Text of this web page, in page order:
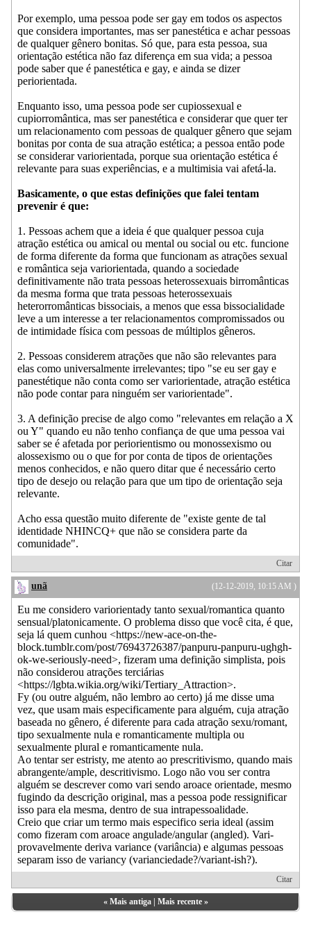
Por exemplo, uma pessoa pode ser gay em todos os aspectos
que considera importantes, mas ser panestética e achar pessoas
de qualquer gênero bonitas. Só que, para esta pessoa, sua
orientação estética não faz diferença em sua vida; a pessoa
pode saber que é panestética e gay, e ainda se dizer
periorientada.
Enquanto isso, uma pessoa pode ser cupiossexual e
cupiorromântica, mas ser panestética e considerar que quer ter
um relacionamento com pessoas de qualquer gênero que sejam
bonitas por conta de sua atração estética; a pessoa então pode
se considerar variorientada, porque sua orientação estética é
relevante para suas experiências, e a multimisia vai afetá-la.
Basicamente, o que estas definições que falei tentam
prevenir é que:
1. Pessoas achem que a ideia é que qualquer pessoa cuja
atração estética ou amical ou mental ou social ou etc. funcione
de forma diferente da forma que funcionam as atrações sexual
e romântica seja variorientada, quando a sociedade
definitivamente não trata pessoas heterossexuais birromânticas
da mesma forma que trata pessoas heterossexuais
heterorromânticas bissociais, a menos que essa bissocialidade
leve a um interesse a ter relacionamentos compromissados ou
de intimidade física com pessoas de múltiplos gêneros.
2. Pessoas considerem atrações que não são relevantes para
elas como universalmente irrelevantes; tipo "se eu ser gay e
panestétique não conta como ser variorientade, atração estética
não pode contar para ninguém ser variorientade".
3. A definição precise de algo como "relevantes em relação a X
ou Y" quando eu não tenho confiança de que uma pessoa vai
saber se é afetada por periorientismo ou monossexismo ou
alossexismo ou o que for por conta de tipos de orientações
menos conhecidos, e não quero ditar que é necessário certo
tipo de desejo ou relação para que um tipo de orientação seja
relevante.
Acho essa questão muito diferente de "existe gente de tal
identidade NHINCQ+ que não se considera parte da
comunidade".
Citar
(12-12-2019, 10:15 AM )
unã
Eu me considero variorientady tanto sexual/romantica quanto
sensual/platonicamente. O problema disso que você cita, é que,
seja lá quem cunhou <https://new-ace-on-the-
block.tumblr.com/post/76943726387/panpuru-panpuru-ughgh-
ok-we-seriously-need>, fizeram uma definição simplista, pois
não considerou atrações terciárias
<https://lgbta.wikia.org/wiki/Tertiary_Attraction>.
Fy (ou outre alguém, não lembro ao certo) já me disse uma
vez, que usam mais especificamente para alguém, cuja atração
baseada no gênero, é diferente para cada atração sexu/romant,
tipo sexualmente nula e romanticamente multipla ou
sexualmente plural e romanticamente nula.
Ao tentar ser estristy, me atento ao prescritivismo, quando mais
abrangente/ample, descritivismo. Logo não vou ser contra
alguém se descrever como vari sendo aroace orientade, mesmo
fugindo da descrição original, mas a pessoa pode ressignificar
isso para ela mesma, dentro de sua intrapessoalidade.
Creio que criar um termo mais especifico seria ideal (assim
como fizeram com aroace angulade/angular (angled). Vari-
provavelmente deriva variance (variância) e algumas pessoas
separam isso de variancy (varianciedade?/variant-ish?).
Citar
« Mais antiga| Mais recente»